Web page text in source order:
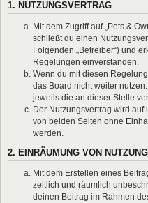
1. NUTZUNGSVERTRAG
Mit dem Zugriff auf „Pets &
schließt du einen
Folgenden „Betreiber“) und
Regelungen einverstanden.
Wenn du mit diesen
das Board nicht weiter
jeweils die an dieser Stelle
Der Nutzungsvertrag wird
von beiden Seiten ohne
werden.
2. EINRÄUMUNG VON
Mit dem Erstellen eines
zeitlich und räumlich
deinen Beitrag im Rahmen